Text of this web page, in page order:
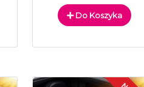
Do Koszyka